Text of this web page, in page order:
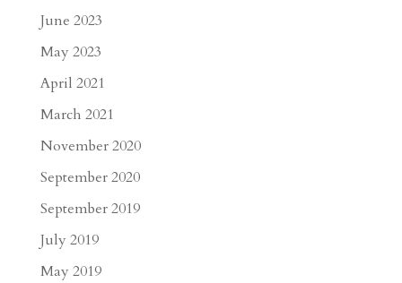
June 2023
May 2023
April 2021
March 2021
November 2020
September 2020
September 2019
July 2019
May 2019